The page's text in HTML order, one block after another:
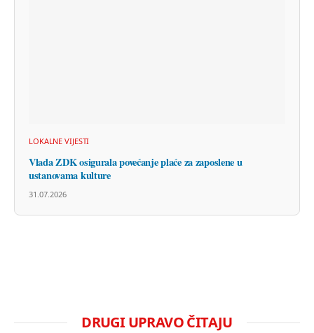
LOKALNE VIJESTI
Vlada ZDK osigurala povećanje plaće za zaposlene u
ustanovama kulture
31.07.2026
DRUGI UPRAVO ČITAJU